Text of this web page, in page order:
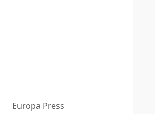
Europa Press